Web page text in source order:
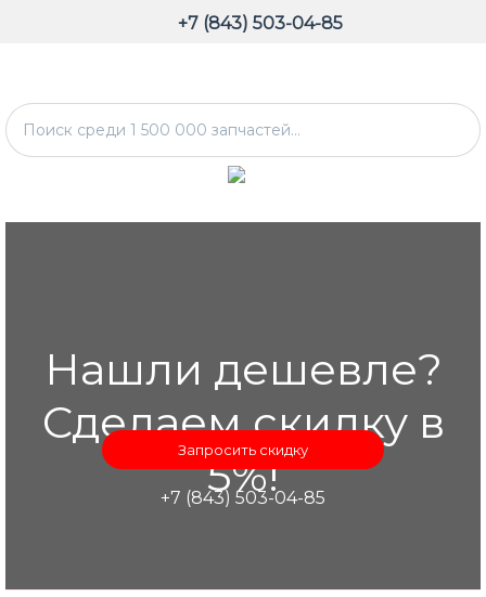
+7 (843) 503-04-85
Нашли дешевле?
Сделаем скидку в
5%!
Запросить скидку
+7 (843) 503-04-85